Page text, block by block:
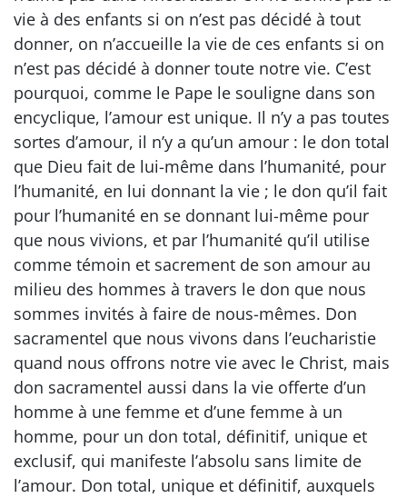
vie à des enfants si on n’est pas décidé à tout
donner, on n’accueille la vie de ces enfants si on
n’est pas décidé à donner toute notre vie. C’est
pourquoi, comme le Pape le souligne dans son
encyclique, l’amour est unique. Il n’y a pas toutes
sortes d’amour, il n’y a qu’un amour : le don total
que Dieu fait de lui-même dans l’humanité, pour
l’humanité, en lui donnant la vie ; le don qu’il fait
pour l’humanité en se donnant lui-même pour
que nous vivions, et par l’humanité qu’il utilise
comme témoin et sacrement de son amour au
milieu des hommes à travers le don que nous
sommes invités à faire de nous-mêmes. Don
sacramentel que nous vivons dans l’eucharistie
quand nous offrons notre vie avec le Christ, mais
don sacramentel aussi dans la vie offerte d’un
homme à une femme et d’une femme à un
homme, pour un don total, définitif, unique et
exclusif, qui manifeste l’absolu sans limite de
l’amour. Don total, unique et définitif, auxquels